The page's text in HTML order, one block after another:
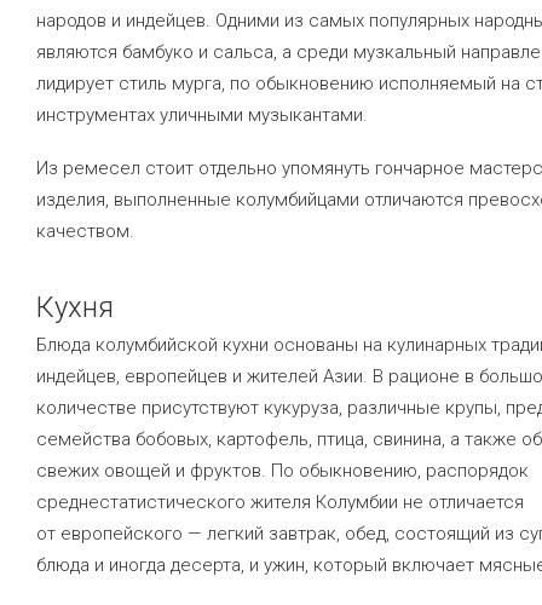
народов и индейцев. Одними из самых популярных
являются бамбуко и сальса, а среди музкальный
лидирует стиль мурга, по обыкновению исполняемый на
инструментах уличными музыкантами.
Из ремесел стоит отдельно упомянуть гончарное
изделия, выполненные колумбийцами отличаются
качеством.
Кухня
Блюда колумбийской кухни основаны на кулинарных
индейцев, европейцев и жителей Азии. В рационе в
количестве присутствуют кукуруза, различные крупы,
семейства бобовых, картофель, птица, свинина, а также
свежих овощей и фруктов. По обыкновению, распорядок
среднестатистического жителя Колумбии не отличается
от европейского — легкий завтрак, обед, состоящий из
блюда и иногда десерта, и ужин, который включает